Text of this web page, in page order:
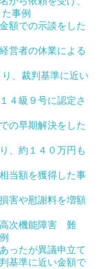
事例
額での示談をした
営者の休業による
り、裁判基準に近い
４級９号に認定さ
の早期解決をした
、約１４０万円も
当額を獲得した事
害や慰謝料を増額
高次機能障害 難
ったが異議申立て
基準に近い金額で